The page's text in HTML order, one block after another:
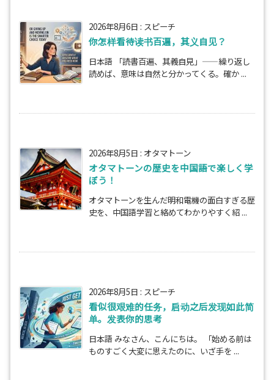
2026年8月6日 : スピーチ
你怎样看待读书百遍，其义自见？
日本語 「読書百遍、其義自見」——繰り返し
読めば、意味は自然と分かってくる。確か ...
2026年8月5日 : オタマトーン
オタマトーンの歴史を中国語で楽しく学
ぼう！
オタマトーンを生んだ明和電機の面白すぎる歴
史を、中国語学習と絡めてわかりやすく紹 ...
2026年8月5日 : スピーチ
看似很艰难的任务，启动之后发现如此简
单。发表你的思考
日本語 みなさん、こんにちは。 「始める前は
ものすごく大変に思えたのに、いざ手を ...